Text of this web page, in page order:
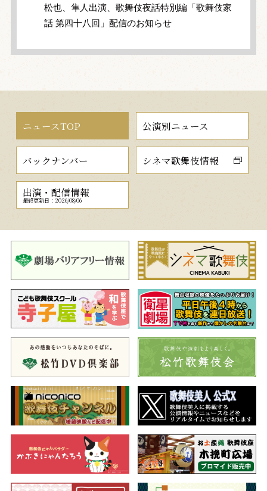
松也、隼人出演、歌舞伎夜話特別編「歌舞伎家
話 第四十八回」配信のお知らせ
ニュースTOP 公演別ニュース
バックナンバー シネマ歌舞伎情報
出演・配信情報
最終更新日：2026/08/06